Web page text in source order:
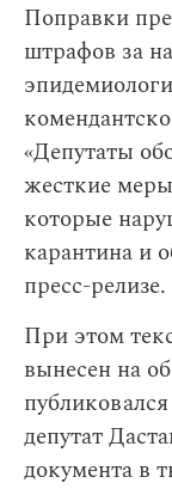
Поправки
штрафов за
«Депутаты
жесткие
которые
карантина и
пресс-релизе.
При этом
вынесен на
депутат
документа в